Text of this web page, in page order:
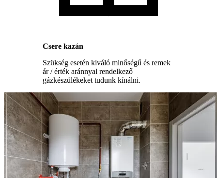
Csere kazán
Szükség esetén kiváló minőségű és remek
ár / érték aránnyal rendelkező
gázkészülékeket tudunk kínálni.